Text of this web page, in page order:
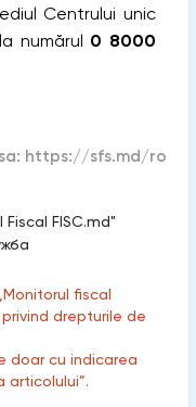
Centrului unic
numărul 0 8000
https://sfs.md/ro
FISC.md"
fiscal
drepturile de
doar cu indicarea
articolului”.